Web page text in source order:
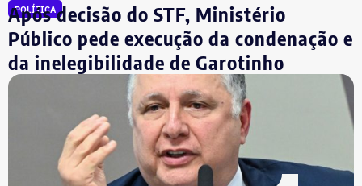
sobre marca, modelo ou valor de mercado dos relógios.
POLÍTICA
Após decisão do STF, Ministério
Público pede execução da condenação e
da inelegibilidade de Garotinho